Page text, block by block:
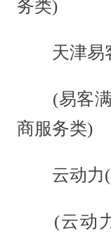
务类)
天津易客
(易客满
商服务类)
云动力(
(云动力